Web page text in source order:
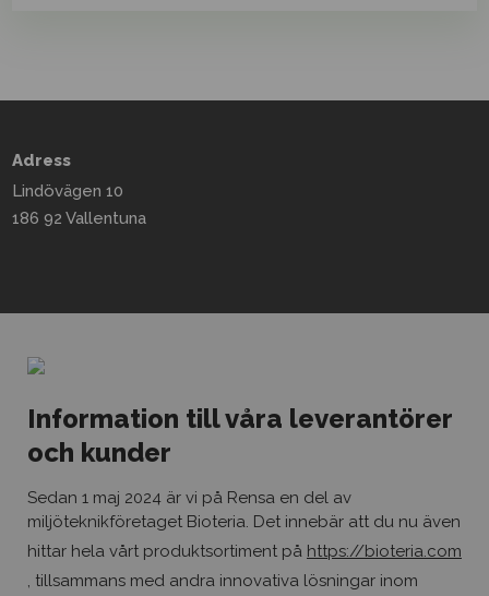
Copyright © Rensa
Adress
Lindövägen 10
186 92 Vallentuna
08-541 303 60
Sociala medier
Facebook
Information till våra leverantörer
och kunder
Sedan 1 maj 2024 är vi på Rensa en del av
miljöteknikföretaget Bioteria. Det innebär att du nu även
hittar hela vårt produktsortiment på https://bioteria.com
, tillsammans med andra innovativa lösningar inom